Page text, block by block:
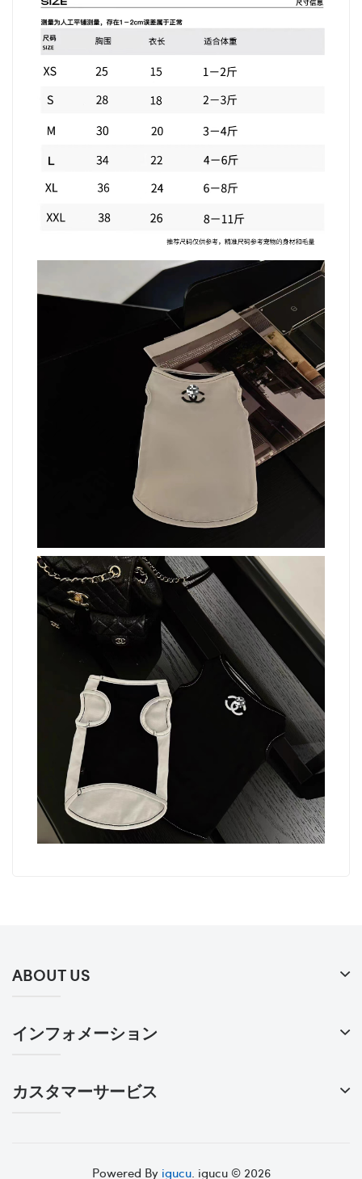
ABOUT US
インフォメーション
カスタマーサービス
Powered By igucu. igucu © 2026